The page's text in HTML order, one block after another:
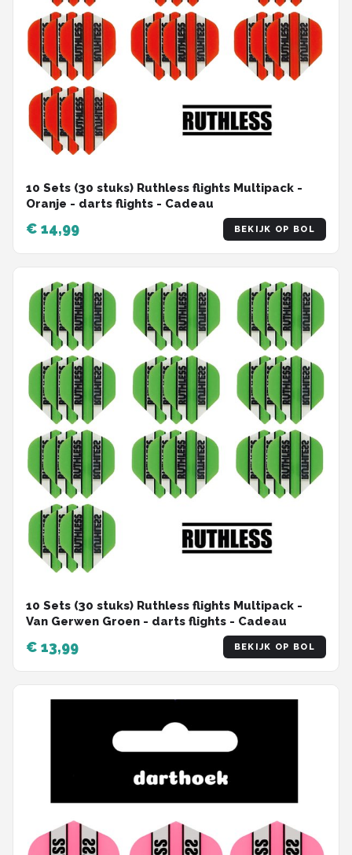
10 Sets (30 stuks) Ruthless flights Multipack -
Oranje - darts flights - Cadeau
€ 14,99 BEKIJK OP BOL
10 Sets (30 stuks) Ruthless flights Multipack -
Van Gerwen Groen - darts flights - Cadeau
€ 13,99 BEKIJK OP BOL